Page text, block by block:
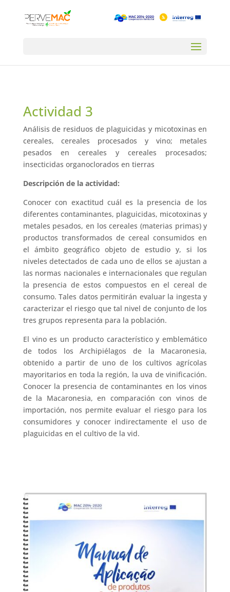
Actividad 3
Análisis de residuos de plaguicidas y micotoxinas en
cereales, cereales procesados y vino; metales
pesados en cereales y cereales procesados;
insecticidas organoclorados en tierras
Descripción de la actividad:
Conocer con exactitud cuál es la presencia de los
diferentes contaminantes, plaguicidas, micotoxinas y
metales pesados, en los cereales (materias primas) y
productos transformados de cereal consumidos en
el ámbito geográfico objeto de estudio y, si los
niveles detectados de cada uno de ellos se ajustan a
las normas nacionales e internacionales que regulan
la presencia de estos compuestos en el cereal de
consumo. Tales datos permitirán evaluar la ingesta y
caracterizar el riesgo que tal nivel de conjunto de los
tres grupos representa para la población.
El vino es un producto característico y emblemático
de todos los Archipiélagos de la Macaronesia,
obtenido a partir de uno de los cultivos agrícolas
mayoritarios en toda la región, la uva de vinificación.
Conocer la presencia de contaminantes en los vinos
de la Macaronesia, en comparación con vinos de
importación, nos permite evaluar el riesgo para los
consumidores y conocer indirectamente el uso de
plaguicidas en el cultivo de la vid.